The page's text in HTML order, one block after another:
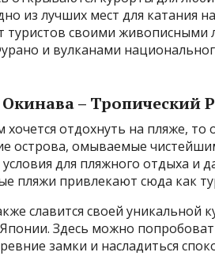
из лучших мест для катания
туристов своими
и вулканами
– Тропический
хочется отдохнуть на пляже,
острова, омываемые
для пляжного отдыха и
пляжи привлекают сюда как
славится своей уникальной
Здесь можно
замки и насладиться